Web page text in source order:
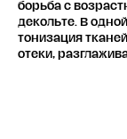
борьба с
декольте. В
тонизация
отеки,